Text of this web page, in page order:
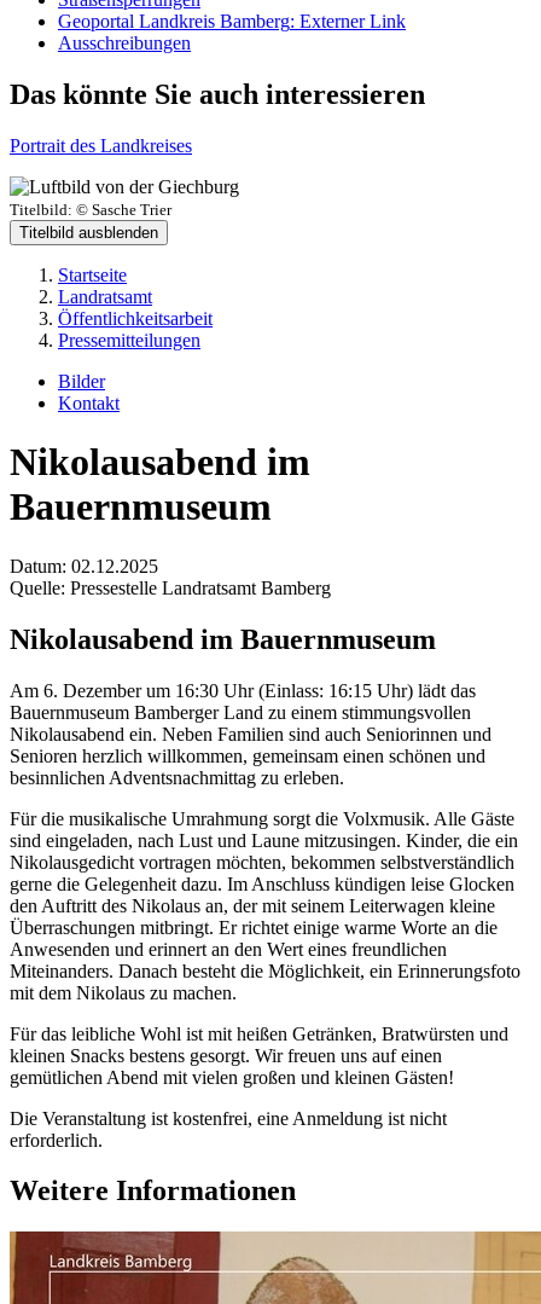
Geoportal Landkreis Bamberg: Externer Link
Ausschreibungen
Das könnte Sie auch interessieren
Portrait des Landkreises
Titelbild: © Sasche Trier
Titelbild ausblenden
Startseite
Landratsamt
Öffentlichkeitsarbeit
Pressemitteilungen
Bilder
Kontakt
Nikolausabend im
Bauernmuseum
Datum: 02.12.2025
Quelle: Pressestelle Landratsamt Bamberg
Nikolausabend im Bauernmuseum
Am 6. Dezember um 16:30 Uhr (Einlass: 16:15 Uhr) lädt das
Bauernmuseum Bamberger Land zu einem stimmungsvollen
Nikolausabend ein. Neben Familien sind auch Seniorinnen und
Senioren herzlich willkommen, gemeinsam einen schönen und
besinnlichen Adventsnachmittag zu erleben.
Für die musikalische Umrahmung sorgt die Volxmusik. Alle Gäste
sind eingeladen, nach Lust und Laune mitzusingen. Kinder, die ein
Nikolausgedicht vortragen möchten, bekommen selbstverständlich
gerne die Gelegenheit dazu. Im Anschluss kündigen leise Glocken
den Auftritt des Nikolaus an, der mit seinem Leiterwagen kleine
Überraschungen mitbringt. Er richtet einige warme Worte an die
Anwesenden und erinnert an den Wert eines freundlichen
Miteinanders. Danach besteht die Möglichkeit, ein Erinnerungsfoto
mit dem Nikolaus zu machen.
Für das leibliche Wohl ist mit heißen Getränken, Bratwürsten und
kleinen Snacks bestens gesorgt. Wir freuen uns auf einen
gemütlichen Abend mit vielen großen und kleinen Gästen!
Die Veranstaltung ist kostenfrei, eine Anmeldung ist nicht
erforderlich.
Weitere Informationen